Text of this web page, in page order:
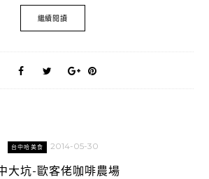
繼續閱讀
台中哈美食 2014-05-30
大坑-歐客佬咖啡農場